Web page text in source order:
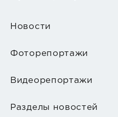
Новости
Фоторепортажи
Видеорепортажи
Разделы новостей